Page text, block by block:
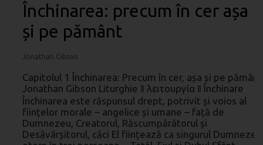
Închinarea: precum în cer așa
și pe pământ
Jonathan Gibson
Capitolul 1 Închinarea: Precum în cer, așa și pe pământ
Jonathan Gibson Liturghie ‖ λειτουργία ‖ Închinare
Închinarea este răspunsul drept, potrivit și voios al
ființelor morale – angelice și umane – față de
Dumnezeu, Creatorul, Răscumpărătorul și
Desăvârșitorul, căci El ființează ca singurul Dumnezeu